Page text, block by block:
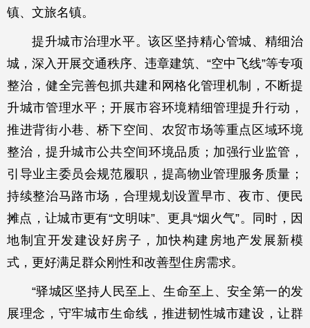
镇、文旅名镇。
提升城市治理水平。该区坚持精心管城、精细治
城，深入开展交通秩序、违章建筑、“空中飞线”等专项
整治，健全完善包抓共建和网格化管理机制，不断提
升城市管理水平；开展市容环境精细管理提升行动，
推进背街小巷、桥下空间、农贸市场等重点区域环境
整治，提升城市公共空间环境品质；加强行业监管，
引导业主委员会规范履职，提高物业管理服务质量；
持续整治马路市场，合理规划设置早市、夜市、便民
摊点，让城市更有“文明味”、更具“烟火气”。同时，因
地制宜开发建设好房子，加快构建房地产发展新模
式，更好满足群众刚性和改善型住房需求。
“驿城区坚持人民至上、生命至上、安全第一的发
展理念，守牢城市生命线，推进韧性城市建设，让群